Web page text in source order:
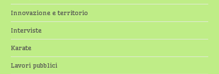
Innovazione e territorio
Interviste
Karate
Lavori pubblici